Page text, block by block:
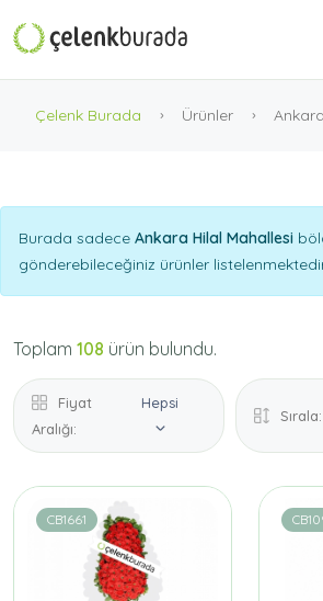
Çelenk Burada Ürünler
Burada sadece Ankara Hilal Mahallesi
gönderebileceğiniz ürünler
Toplam 108 ürün bulundu.
Fiyat
Aralığı:
Hepsi
Sırala:
CB1661